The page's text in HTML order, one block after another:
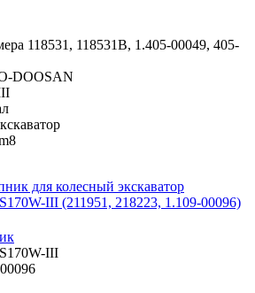
118531, 118531B, 1.405-00049, 405-
DOOSAN
III